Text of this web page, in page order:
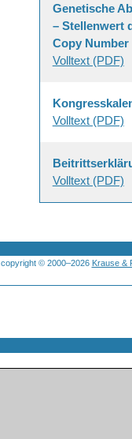
Genetische
– Stellenwert
Copy
Volltext (PDF)
Volltext (PDF)
Volltext (PDF)
copyright © 2000–2026 Krause &